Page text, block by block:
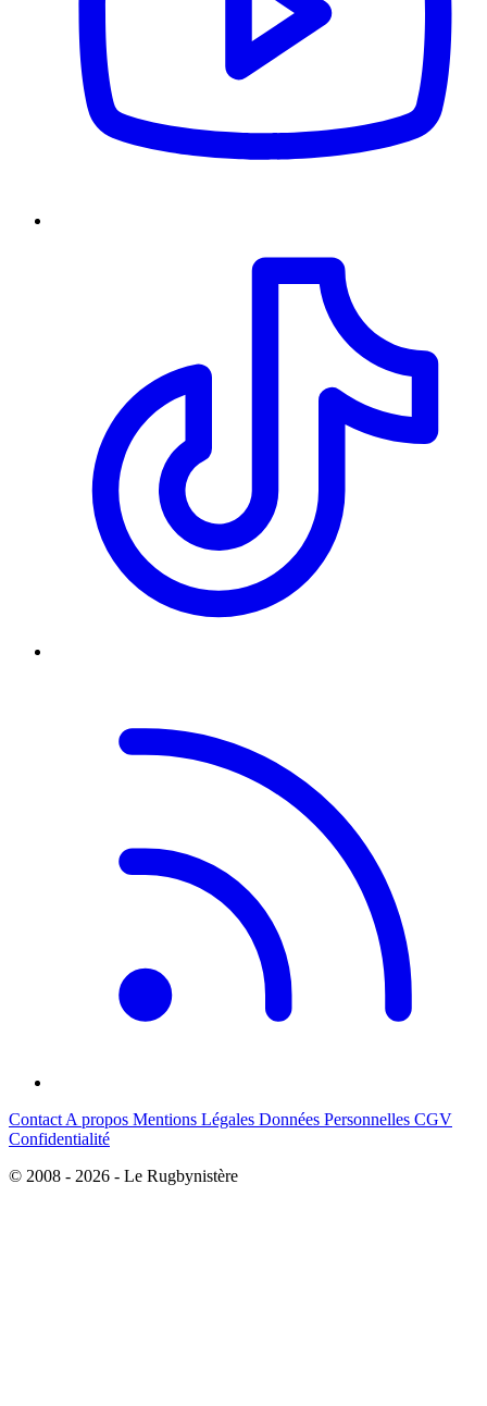
Contact A propos Mentions Légales Données Personnelles CGV
Confidentialité
© 2008 - 2026 - Le Rugbynistère